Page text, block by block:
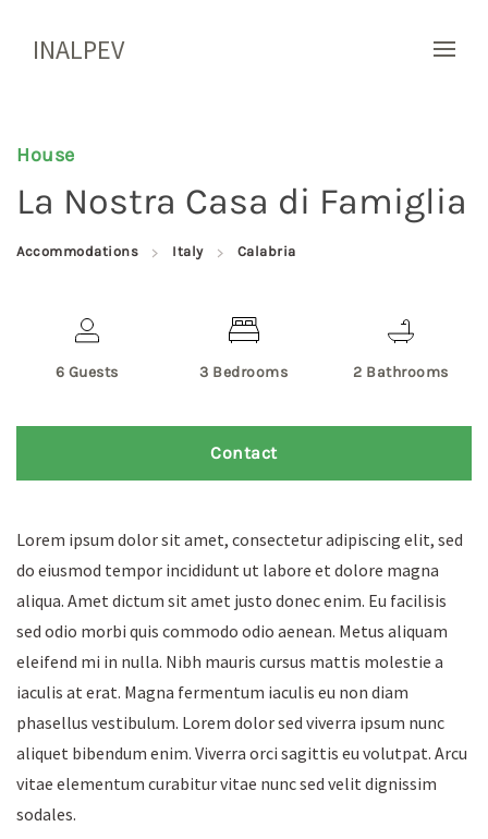
INALPEV
House
La Nostra Casa di Famiglia
Accommodations Italy Calabria
6 Guests 3 Bedrooms 2 Bathrooms
Contact
Lorem ipsum dolor sit amet, consectetur adipiscing elit, sed
do eiusmod tempor incididunt ut labore et dolore magna
aliqua. Amet dictum sit amet justo donec enim. Eu facilisis
sed odio morbi quis commodo odio aenean. Metus aliquam
eleifend mi in nulla. Nibh mauris cursus mattis molestie a
iaculis at erat. Magna fermentum iaculis eu non diam
phasellus vestibulum. Lorem dolor sed viverra ipsum nunc
aliquet bibendum enim. Viverra orci sagittis eu volutpat. Arcu
vitae elementum curabitur vitae nunc sed velit dignissim
sodales.